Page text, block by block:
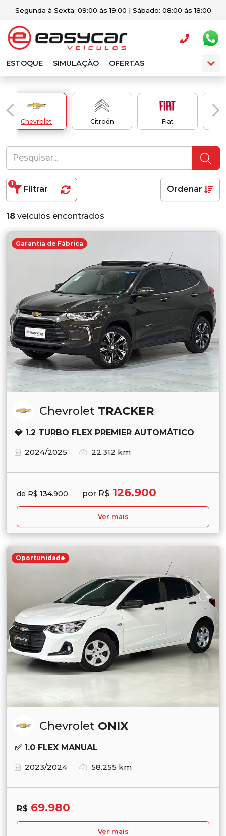
Segunda à Sexta: 09:00 às 19:00 | Sábado: 08:00 às 18:00
ESTOQUE SIMULAÇÃO OFERTAS
Chevrolet Citroën Fiat
Filtrar
1
Ordenar
18 veículos encontrados
Garantia de Fábrica
Chevrolet TRACKER
💎 1.2 TURBO FLEX PREMIER AUTOMÁTICO
2024/2025
22.312 km
de R$ 134.900 por R$ 126.900
Ver mais
Oportunidade
Chevrolet ONIX
✅ 1.0 FLEX MANUAL
2023/2024
58.255 km
R$ 69.980
Ver mais